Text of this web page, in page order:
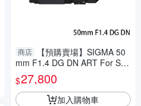
商店
【預購賣場】SIGMA 50
mm F1.4 DG DN ART For Son
y E mount 恆伸公司貨 德寶光
學 定焦 大光圈 人像
$27,800
加入購物車